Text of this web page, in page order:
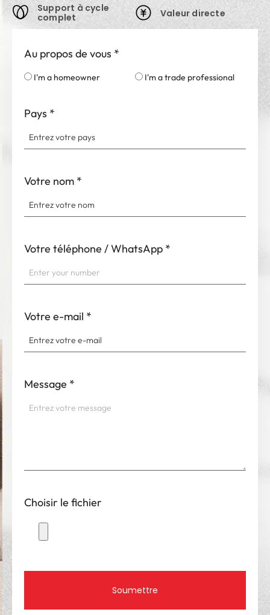
Support à cycle
complet
Valeur directe
Au propos de vous *
I'm a homeowner I'm a trade professional
Pays *
Votre nom *
Votre téléphone / WhatsApp *
Votre e-mail *
Message *
Choisir le fichier
Soumettre